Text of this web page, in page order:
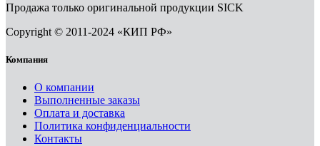
Продажа только оригинальной продукции SICK
Copyright © 2011-2024 «КИП РФ»
Компания
О компании
Выполненные заказы
Оплата и доставка
Политика конфиденциальности
Контакты